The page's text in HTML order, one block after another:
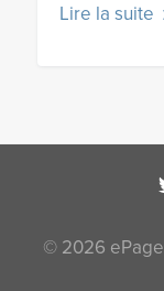
Lire la suite
© 2026